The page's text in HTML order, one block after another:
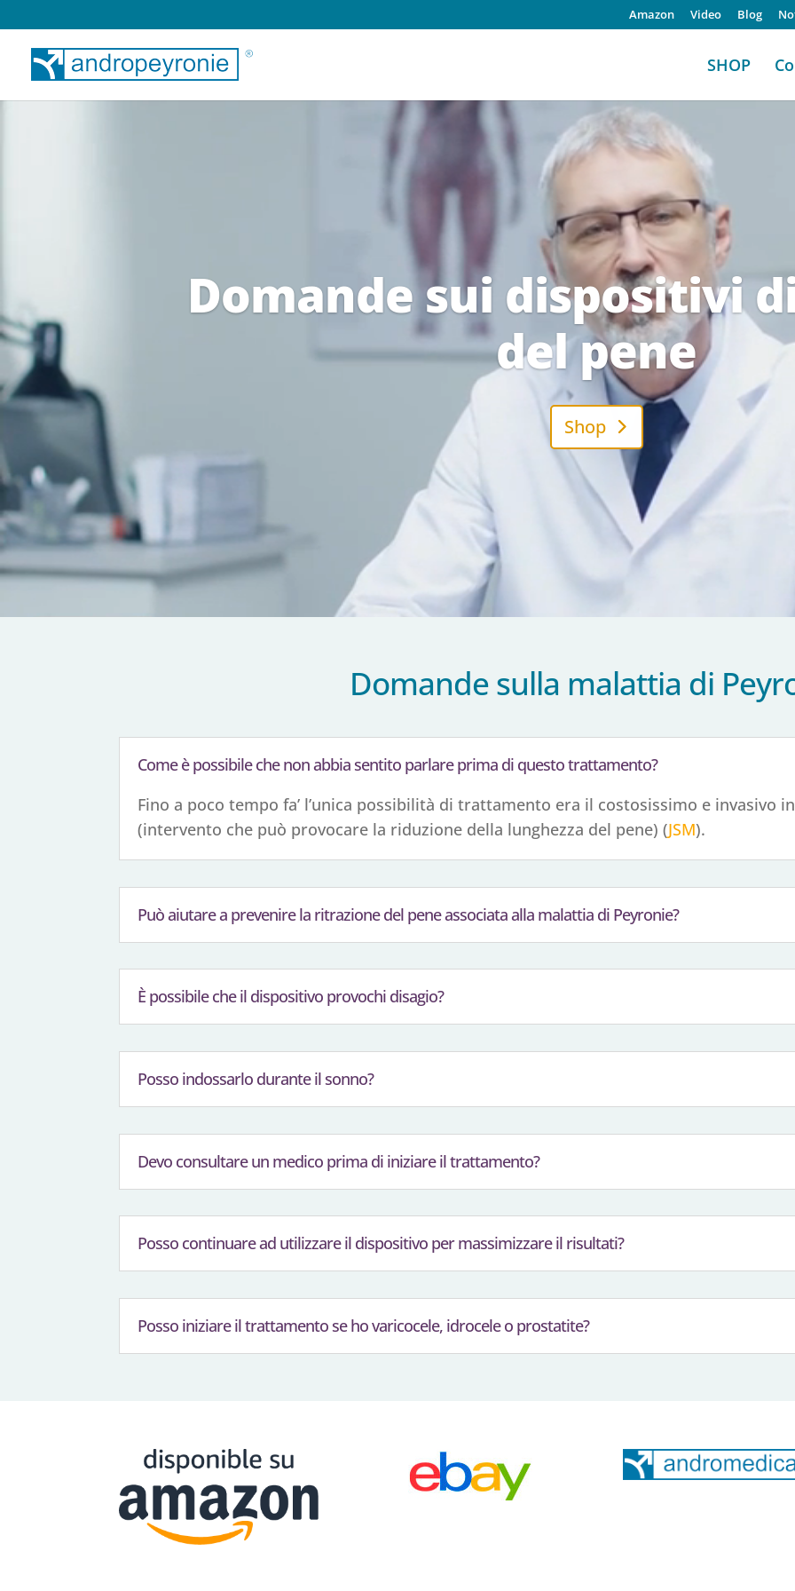
Amazon Video Blog
SHOP
Domande sui dispositivi
del pene
Shop
Video
Player
Domande sulla malattia di
Come è possibile che non abbia sentito parlare prima di questo trattamento?
Fino a poco tempo fa’ l’unica possibilità di trattamento era il costosissimo e invasivo
(intervento che può provocare la riduzione della lunghezza del pene) (JSM).
Può aiutare a prevenire la ritrazione del pene associata alla malattia di Peyronie?
È possibile che il dispositivo provochi disagio?
Posso indossarlo durante il sonno?
Devo consultare un medico prima di iniziare il trattamento?
Posso continuare ad utilizzare il dispositivo per massimizzare il risultati?
Posso iniziare il trattamento se ho varicocele, idrocele o prostatite?